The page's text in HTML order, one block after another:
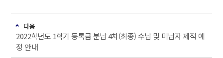
다음
2022학년도 1학기 등록금 분납 4차(최종) 수납 및 미납자 제적 예
정 안내